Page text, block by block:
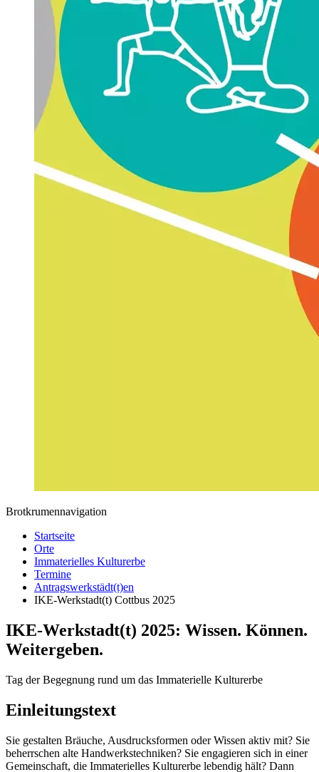
Brotkrumennavigation
Startseite
Orte
Immaterielles Kulturerbe
Termine
Antragswerkstädt(t)en
IKE-Werkstadt(t) Cottbus 2025
IKE-Werkstadt(t) 2025: Wissen. Können.
Weitergeben.
Tag der Begegnung rund um das Immaterielle Kulturerbe
Einleitungstext
Sie gestalten Bräuche, Ausdrucksformen oder Wissen aktiv mit? Sie
beherrschen alte Handwerkstechniken? Sie engagieren sich in einer
Gemeinschaft, die Immaterielles Kulturerbe lebendig hält? Dann